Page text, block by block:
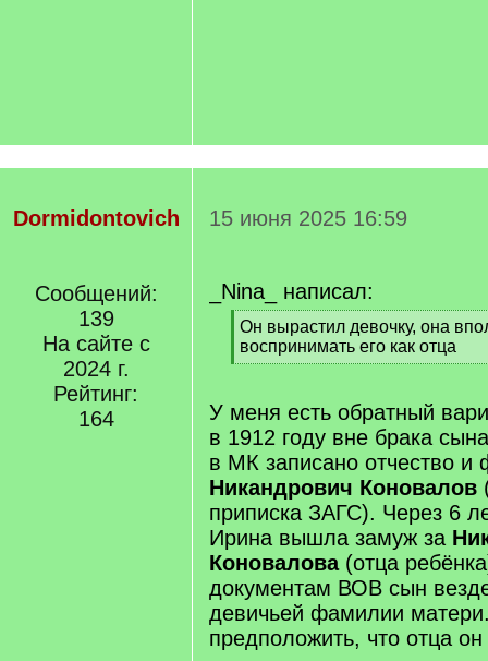
Dormidontovich
Сообщений:
139
На сайте с
2024 г.
Рейтинг:
164
15 июня 2025 16:59
_Nina_ написал:
[
q
]
Он вырастил девочку, она
воспринимать его как отца
[
q
]
У меня есть обратный
в 1912 году вне брака
в МК записано отчество и
Никандрович Коновалов
приписка ЗАГС). Через 6
Ирина вышла замуж за
Коновалова(отца
документам ВОВ сын
девичьей фамилии
предположить, что отца